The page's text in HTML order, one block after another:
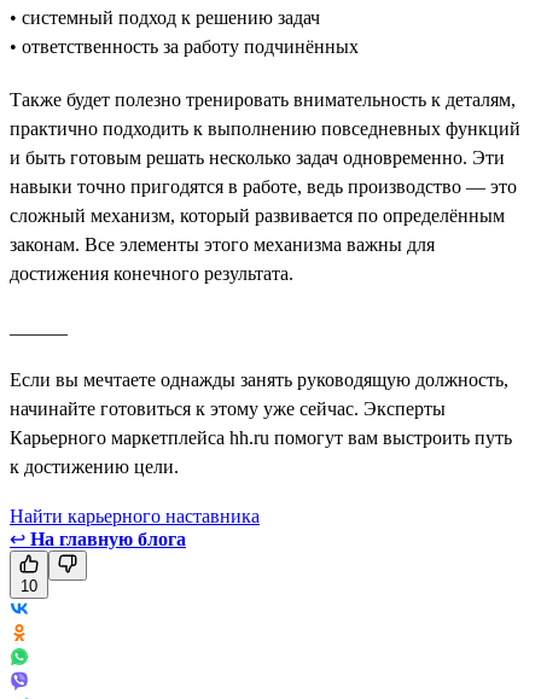
• системный подход к решению задач
• ответственность за работу подчинённых
Также будет полезно тренировать внимательность к деталям,
практично подходить к выполнению повседневных функций
и быть готовым решать несколько задач одновременно. Эти
навыки точно пригодятся в работе, ведь производство — это
сложный механизм, который развивается по определённым
законам. Все элементы этого механизма важны для
достижения конечного результата.
Если вы мечтаете однажды занять руководящую должность,
начинайте готовиться к этому уже сейчас. Эксперты
Карьерного маркетплейса hh.ru помогут вам выстроить путь
к достижению цели.
Найти карьерного наставника
↩ На главную блога
10